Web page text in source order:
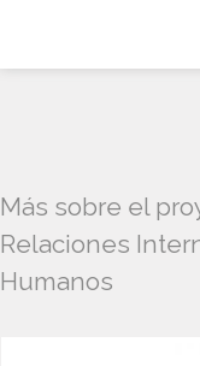
Más sobre el
Relaciones
Humanos